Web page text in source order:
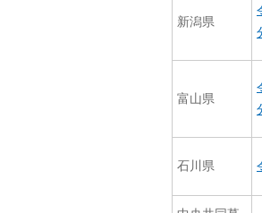
新潟県
富山県
石川県